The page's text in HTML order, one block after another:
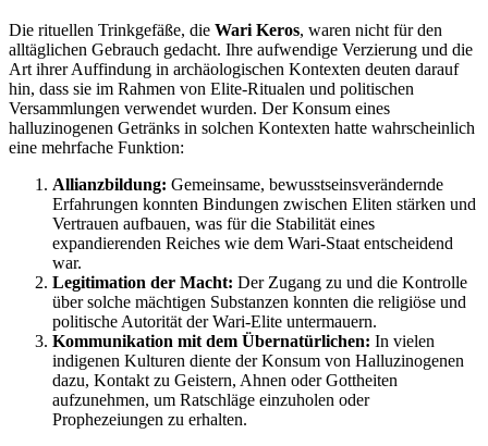
Die rituellen Trinkgefäße, die Wari Keros, waren nicht für den
alltäglichen Gebrauch gedacht. Ihre aufwendige Verzierung und die
Art ihrer Auffindung in archäologischen Kontexten deuten darauf
hin, dass sie im Rahmen von Elite-Ritualen und politischen
Versammlungen verwendet wurden. Der Konsum eines
halluzinogenen Getränks in solchen Kontexten hatte wahrscheinlich
eine mehrfache Funktion:
Allianzbildung: Gemeinsame, bewusstseinsverändernde
Erfahrungen konnten Bindungen zwischen Eliten stärken und
Vertrauen aufbauen, was für die Stabilität eines
expandierenden Reiches wie dem Wari-Staat entscheidend
war.
Legitimation der Macht: Der Zugang zu und die Kontrolle
über solche mächtigen Substanzen konnten die religiöse und
politische Autorität der Wari-Elite untermauern.
Kommunikation mit dem Übernatürlichen: In vielen
indigenen Kulturen diente der Konsum von Halluzinogenen
dazu, Kontakt zu Geistern, Ahnen oder Gottheiten
aufzunehmen, um Ratschläge einzuholen oder
Prophezeiungen zu erhalten.